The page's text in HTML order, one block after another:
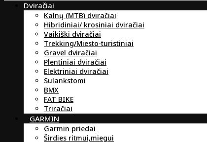
Dviračiai
Kalnų (MTB) dviračiai
Hibridiniai/ krosiniai dviračiai
Vaikiški dviračiai
Trekking/Miesto-turistiniai
Gravel dviračiai
Plentiniai dviračiai
Elektriniai dviračiai
Sulankstomi
BMX
FAT BIKE
Triračiai
GARMIN
Garmin priedai
Širdies ritmui,miegui